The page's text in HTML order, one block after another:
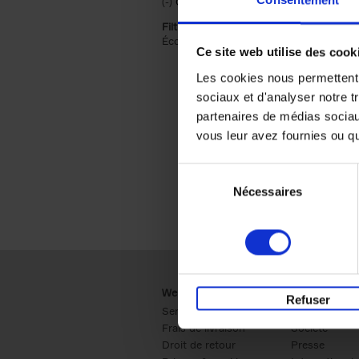
Ce site web utilise des
Les cookies nous
sociaux et d'analyser notre
partenaires de médias
vous leur avez fournies ou
Nécessaires
Refuser
Filtrer sur une catégorie racine
Économie & Management (2)
Webshop
Service clients
Frais de livraison
Droit de retour
Business
Ventes
Société
Presse